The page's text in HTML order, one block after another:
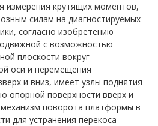
измерения крутящих моментов,
силам на диагностируемых
согласно изобретению
с возможностью
плоскости вокруг
оси и перемещения
и вниз, имеет узлы поднятия
опорной поверхности вверх и
поворота платформы в
для устранения перекоса